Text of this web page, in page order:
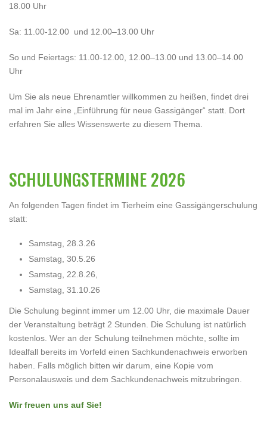
18.00 Uhr
Sa: 11.00-12.00 und 12.00–13.00 Uhr
So und Feiertags: 11.00-12.00, 12.00–13.00 und 13.00–14.00
Uhr
Um Sie als neue Ehrenamtler willkommen zu heißen, findet drei
mal im Jahr eine „Einführung für neue Gassigänger“ statt. Dort
erfahren Sie alles Wissenswerte zu diesem Thema.
SCHULUNGSTERMINE 2026
An folgenden Tagen findet im Tierheim eine Gassigängerschulung
statt:
Samstag, 28.3.26
Samstag, 30.5.26
Samstag, 22.8.26,
Samstag, 31.10.26
Die Schulung beginnt immer um 12.00 Uhr, die maximale Dauer
der Veranstaltung beträgt 2 Stunden. Die Schulung ist natürlich
kostenlos. Wer an der Schulung teilnehmen möchte, sollte im
Idealfall bereits im Vorfeld einen Sachkundenachweis erworben
haben. Falls möglich bitten wir darum, eine Kopie vom
Personalausweis und dem Sachkundenachweis mitzubringen.
Wir freuen uns auf Sie!